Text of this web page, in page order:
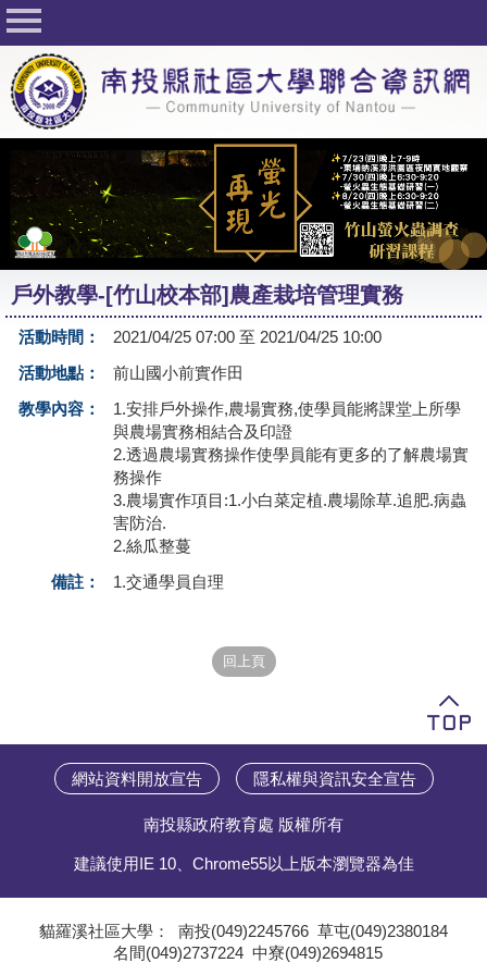
回首頁
關於社大
公佈欄
行事曆
最新活動
活動花絮
課程一覽表
志工與社團
教師專區
戶外教學-[竹山校本部]農產栽培管理實務
活動時間：
2021/04/25 07:00 至 2021/04/25 10:00
活動地點：
前山國小前實作田
教學內容：
1.安排戶外操作,農場實務,使學員能將課堂上所學
與農場實務相結合及印證
2.透過農場實務操作使學員能有更多的了解農場實
務操作
3.農場實作項目:1.小白菜定植.農場除草.追肥.病蟲
害防治.
2.絲瓜整蔓
備註：
1.交通學員自理
網站資料開放宣告 隱私權與資訊安全宣告
南投縣政府教育處 版權所有
建議使用IE 10、Chrome55以上版本瀏覽器為佳
貓羅溪社區大學： 南投(049)2245766 草屯(049)2380184
名間(049)2737224 中寮(049)2694815